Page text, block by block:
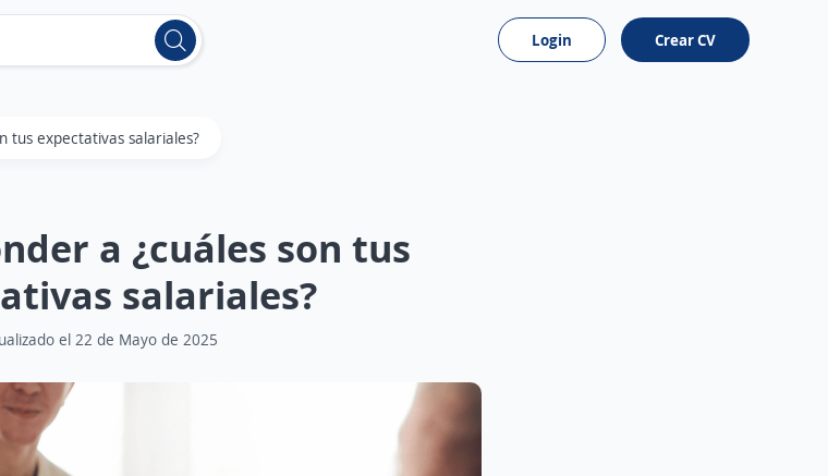
Login Crear CV
tus expectativas salariales?
a ¿cuáles son tus
salariales?
el 22 de Mayo de 2025